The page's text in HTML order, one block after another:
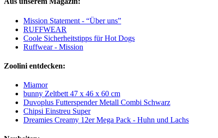
Mission Statement - “Über uns”
RUFFWEAR
Coole Sicherheitstipps für Hot Dogs
Ruffwear - Mission
Zoolini entdecken:
Miamor
bunny Zeltbett 47 x 46 x 60 cm
Duvoplus Futterspender Metall Combi Schwarz
Chipsi Einstreu Super
Dreamies Creamy 12er Mega Pack - Huhn und Lachs